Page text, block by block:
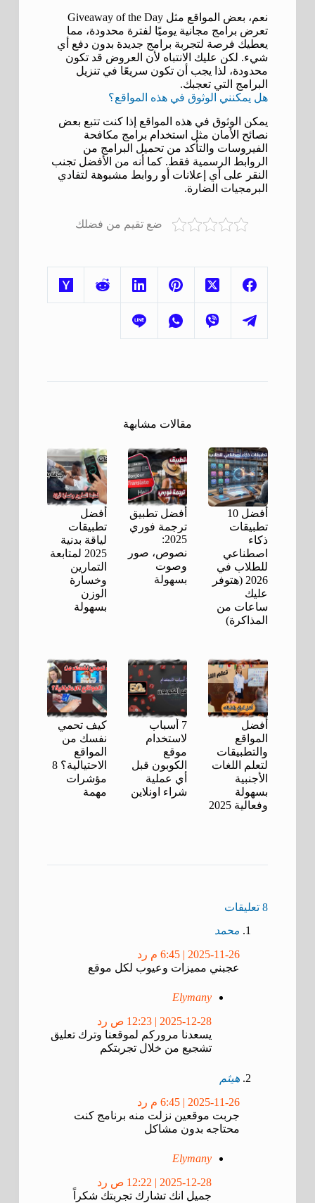
نعم، بعض المواقع مثل Giveaway of the Day
تعرض برامج مجانية يوميًا لفترة محدودة، مما
يعطيك فرصة لتجربة برامج جديدة بدون دفع أي
شيء. لكن عليك الانتباه لأن العروض قد تكون
محدودة، لذا يجب أن تكون سريعًا في تنزيل
البرامج التي تعجبك.
هل يمكنني الوثوق في هذه المواقع؟
يمكن الوثوق في هذه المواقع إذا كنت تتبع بعض
نصائح الأمان مثل استخدام برامج مكافحة
الفيروسات والتأكد من تحميل البرامج من
الروابط الرسمية فقط. كما أنه من الأفضل تجنب
النقر على أي إعلانات أو روابط مشبوهة لتفادي
البرمجيات الضارة.
ضع تقيم من فضلك
مقالات مشابهة
أفضل 10
تطبيقات
ذكاء
اصطناعي
للطلاب في
2026 (هتوفر
عليك
ساعات من
المذاكرة)
أفضل تطبيق
ترجمة فوري
2025:
نصوص، صور
وصوت
بسهولة
أفضل
تطبيقات
لياقة بدنية
2025 لمتابعة
التمارين
وخسارة
الوزن
بسهولة
أفضل
المواقع
والتطبيقات
لتعلم اللغات
الأجنبية
بسهولة
وفعالية 2025
7 أسباب
لاستخدام
موقع
الكوبون قبل
أي عملية
شراء اونلاين
كيف تحمي
نفسك من
المواقع
الاحتيالية؟ 8
مؤشرات
مهمة
8 تعليقات
محمد
2025-11-26 | 6:45 م
رد
عجبني مميزات وعيوب لكل موقع
Elymany
2025-12-28 | 12:23 ص
رد
يسعدنا مروركم لموقعنا وترك تعليق
تشجيع من خلال تجربتكم
هيثم
2025-11-26 | 6:45 م
رد
جربت موقعين نزلت منه برنامج كنت
محتاجه بدون مشاكل
Elymany
2025-12-28 | 12:22 ص
رد
جميل انك تشارك تجربتك شكراً